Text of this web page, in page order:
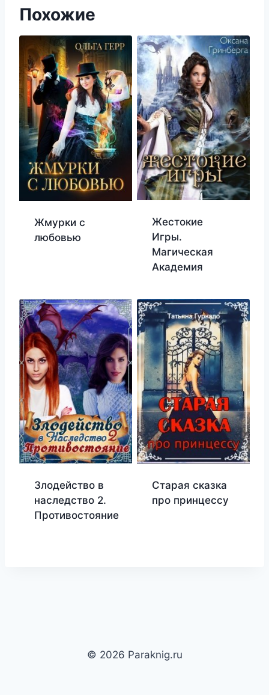
Похожие
Жмурки с
любовью
Жестокие
Игры.
Магическая
Академия
Злодейство в
наследство 2.
Противостояние
Старая сказка
про принцессу
© 2026 Paraknig.ru